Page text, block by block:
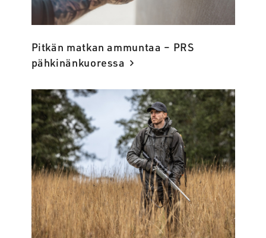
Pitkän matkan ammuntaa – PRS
pähkinänkuoressa